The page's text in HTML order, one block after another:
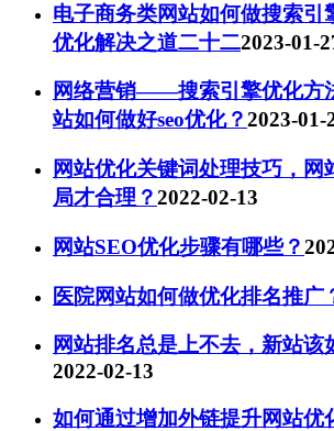
电子商务类网站如何做搜索
优化解决之道二十二2023-01-
网络营销——搜索引擎优化方
站如何做好seo优化？2023-01-
网站优化关键词处理技巧，网
局才合理？2022-02-13
网站SEO优化步骤有哪些？
医院网站如何做优化排名推广
网站排名总是上不去，新站该
2022-02-13
如何通过增加外链提升网站优